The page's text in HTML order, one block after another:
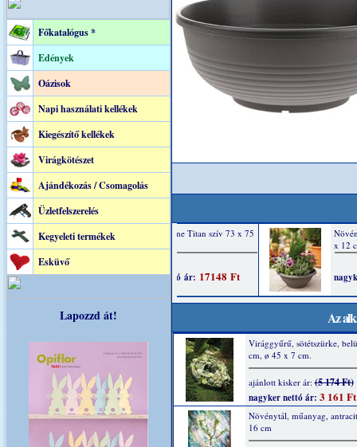
Főkatalógus *
Edények
Oázisok
Napi használati kellékek
Kiegészítő kellékek
Virágkötészet
Ajándékozás / Csomagolás
Üzletfelszerelés
Kegyeleti termékek
Esküvő
Lapozzd át! Az
Virággyűrű, sötétszürke,
cm, ø 45 x 7 cm.
ajánlott kisker ár:(5 174 Ft)
nagyker nettó ár: 3 161 Ft
Növénytál, műanyag,
16 cm